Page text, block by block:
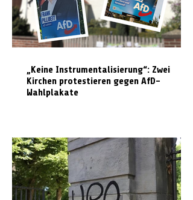
„Keine Instrumentalisierung“: Zwei
Kirchen protestieren gegen AfD-
Wahlplakate